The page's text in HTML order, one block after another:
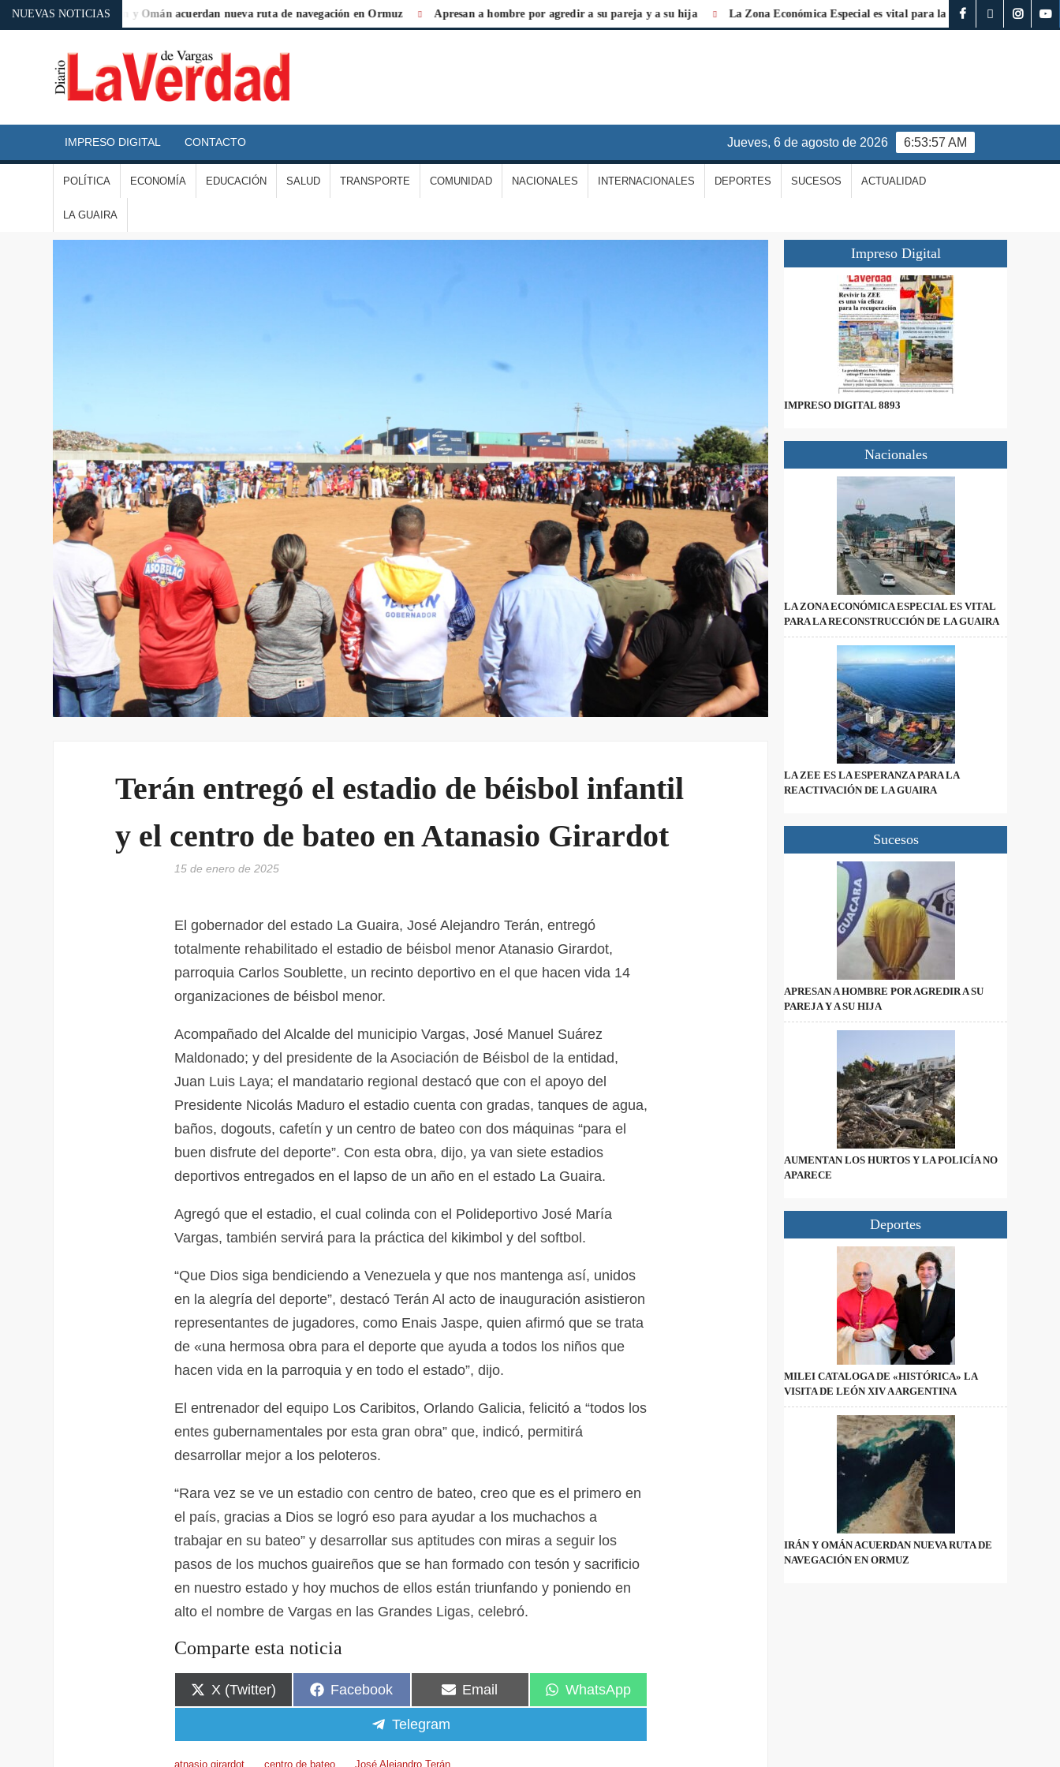
NUEVAS NOTICIASIrán y Omán acuerdan nueva ruta de navegación en Ormuz Apresan a hombre por agredir a su pareja y a su hija La Zona Económica Especial es vital para la reconstrucción de La Guaira
LA
VERDAD
DE
VARGAS
IMPRESO DIGITAL CONTACTO 6:53:58 AM
jueves, 6 de agosto de 2026
POLÍTICA ECONOMÍA EDUCACIÓN SALUD TRANSPORTE COMUNIDAD NACIONALES INTERNACIONALES DEPORTES SUCESOS ACTUALIDAD
LA GUAIRA
Terán entregó el estadio de béisbol infantil
y el centro de bateo en Atanasio Girardot
15 de enero de 2025
El gobernador del estado La Guaira, José Alejandro Terán, entregó
totalmente rehabilitado el estadio de béisbol menor Atanasio Girardot,
parroquia Carlos Soublette, un recinto deportivo en el que hacen vida 14
organizaciones de béisbol menor.
Acompañado del Alcalde del municipio Vargas, José Manuel Suárez
Maldonado; y del presidente de la Asociación de Béisbol de la entidad,
Juan Luis Laya; el mandatario regional destacó que con el apoyo del
Presidente Nicolás Maduro el estadio cuenta con gradas, tanques de agua,
baños, dogouts, cafetín y un centro de bateo con dos máquinas “para el
buen disfrute del deporte”. Con esta obra, dijo, ya van siete estadios
deportivos entregados en el lapso de un año en el estado La Guaira.
Agregó que el estadio, el cual colinda con el Polideportivo José María
Vargas, también servirá para la práctica del kikimbol y del softbol.
“Que Dios siga bendiciendo a Venezuela y que nos mantenga así, unidos
en la alegría del deporte”, destacó Terán Al acto de inauguración asistieron
representantes de jugadores, como Enais Jaspe, quien afirmó que se trata
de «una hermosa obra para el deporte que ayuda a todos los niños que
hacen vida en la parroquia y en todo el estado”, dijo.
El entrenador del equipo Los Caribitos, Orlando Galicia, felicitó a “todos los
entes gubernamentales por esta gran obra” que, indicó, permitirá
desarrollar mejor a los peloteros.
“Rara vez se ve un estadio con centro de bateo, creo que es el primero en
el país, gracias a Dios se logró eso para ayudar a los muchachos a
trabajar en su bateo” y desarrollar sus aptitudes con miras a seguir los
pasos de los muchos guaireños que se han formado con tesón y sacrificio
en nuestro estado y hoy muchos de ellos están triunfando y poniendo en
alto el nombre de Vargas en las Grandes Ligas, celebró.
Comparte esta noticia
X (Twitter) Facebook Email WhatsApp
Telegram
atnasio girardot centro de bateo José Alejandro Terán
Impreso Digital
IMPRESO DIGITAL 8893
Nacionales
LA ZONA ECONÓMICA ESPECIAL ES VITAL
PARA LA RECONSTRUCCIÓN DE LA GUAIRA
LA ZEE ES LA ESPERANZA PARA LA
REACTIVACIÓN DE LA GUAIRA
Sucesos
APRESAN A HOMBRE POR AGREDIR A SU
PAREJA Y A SU HIJA
AUMENTAN LOS HURTOS Y LA POLICÍA NO
APARECE
Deportes
MILEI CATALOGA DE «HISTÓRICA» LA
VISITA DE LEÓN XIV A ARGENTINA
IRÁN Y OMÁN ACUERDAN NUEVA RUTA DE
NAVEGACIÓN EN ORMUZ